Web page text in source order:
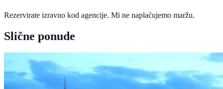
Rezervirate izravno kod agencije. Mi ne naplaćujemo maržu.
Slične ponude